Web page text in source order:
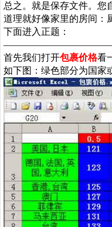
总之。就是保存文件。您
道理就好像家里的房间：
下面进入正题：
首先我们打开包裹价格看
如下图：绿色部分为国家